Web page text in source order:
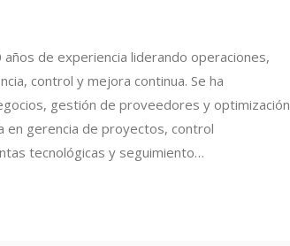
de experiencia liderando operaciones,
control y mejora continua. Se ha
gestión de proveedores y optimización
en gerencia de proyectos, control
tecnológicas y seguimiento…